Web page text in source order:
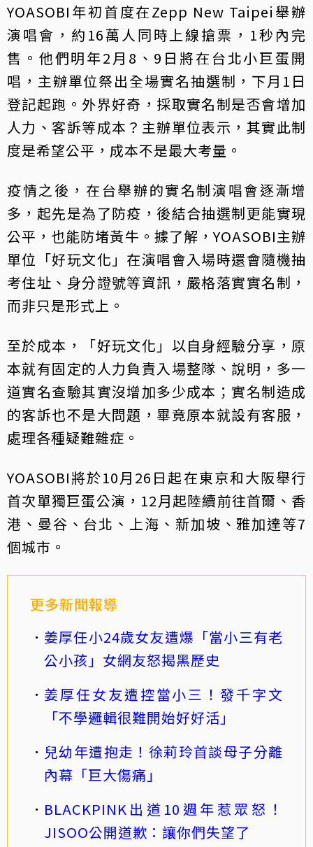
YOASOBI年初首度在Zepp New Taipei舉辦
演唱會，約16萬人同時上線搶票，1秒內完
售。他們明年2月8、9日將在台北小巨蛋開
唱，主辦單位祭出全場實名抽選制，下月1日
登記起跑。外界好奇，採取實名制是否會增加
人力、客訴等成本？主辦單位表示，其實此制
度是希望公平，成本不是最大考量。
疫情之後，在台舉辦的實名制演唱會逐漸增
多，起先是為了防疫，後結合抽選制更能實現
公平，也能防堵黃牛。據了解，YOASOBI主辦
單位「好玩文化」在演唱會入場時還會隨機抽
考住址、身分證號等資訊，嚴格落實實名制，
而非只是形式上。
至於成本，「好玩文化」以自身經驗分享，原
本就有固定的人力負責入場整隊、說明，多一
道實名查驗其實沒增加多少成本；實名制造成
的客訴也不是大問題，畢竟原本就設有客服，
處理各種疑難雜症。
YOASOBI將於10月26日起在東京和大阪舉行
首次單獨巨蛋公演，12月起陸續前往首爾、香
港、曼谷、台北、上海、新加坡、雅加達等7
個城市。
更多新聞報導
姜厚任小24歲女友遭爆「當小三有老
公小孩」女網友怒揭黑歷史
姜厚任女友遭控當小三！發千字文
「不學邏輯很難開始好好活」
兒幼年遭抱走！徐莉玲首談母子分離
內幕「巨大傷痛」
BLACKPINK出道10週年惹眾怒！
JISOO公開道歉：讓你們失望了